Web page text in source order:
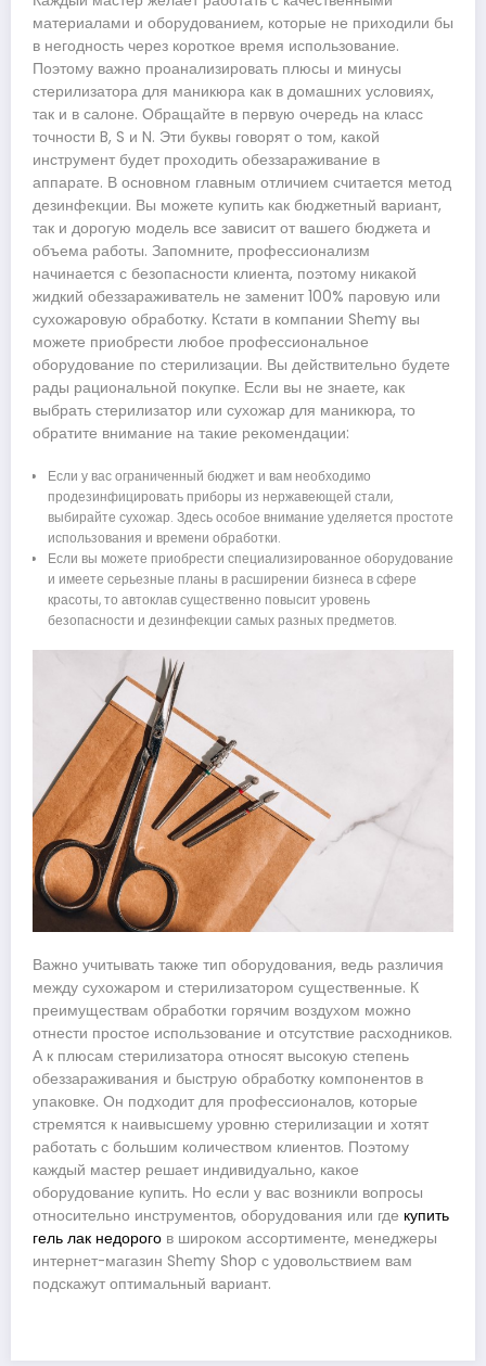
материалами и оборудованием, которые не приходили бы
в негодность через короткое время использование.
Поэтому важно проанализировать плюсы и минусы
стерилизатора для маникюра как в домашних условиях,
так и в салоне. Обращайте в первую очередь на класс
точности B, S и N. Эти буквы говорят о том, какой
инструмент будет проходить обеззараживание в
аппарате. В основном главным отличием считается метод
дезинфекции. Вы можете купить как бюджетный вариант,
так и дорогую модель все зависит от вашего бюджета и
объема работы. Запомните, профессионализм
начинается с безопасности клиента, поэтому никакой
жидкий обеззараживатель не заменит 100% паровую или
сухожаровую обработку. Кстати в компании Shеmy вы
можете приобрести любое профессиональное
оборудование по стерилизации. Вы действительно будете
рады рациональной покупке. Если вы не знаете, как
выбрать стерилизатор или сухожар для маникюра, то
обратите внимание на такие рекомендации:
Если у вас ограниченный бюджет и вам необходимо
продезинфицировать приборы из нержавеющей стали,
выбирайте сухожар. Здесь особое внимание уделяется простоте
использования и времени обработки.
Если вы можете приобрести специализированное оборудование
и имеете серьезные планы в расширении бизнеса в сфере
красоты, то автоклав существенно повысит уровень
безопасности и дезинфекции самых разных предметов.
Важно учитывать также тип оборудования, ведь различия
между сухожаром и стерилизатором существенные. К
преимуществам обработки горячим воздухом можно
отнести простое использование и отсутствие расходников.
А к плюсам стерилизатора относят высокую степень
обеззараживания и быструю обработку компонентов в
упаковке. Он подходит для профессионалов, которые
стремятся к наивысшему уровню стерилизации и хотят
работать с большим количеством клиентов. Поэтому
каждый мастер решает индивидуально, какое
оборудование купить. Но если у вас возникли вопросы
относительно инструментов, оборудования или где купить
гель лак недорого в широком ассортименте, менеджеры
интернет-магазин Shеmy Shop с удовольствием вам
подскажут оптимальный вариант.